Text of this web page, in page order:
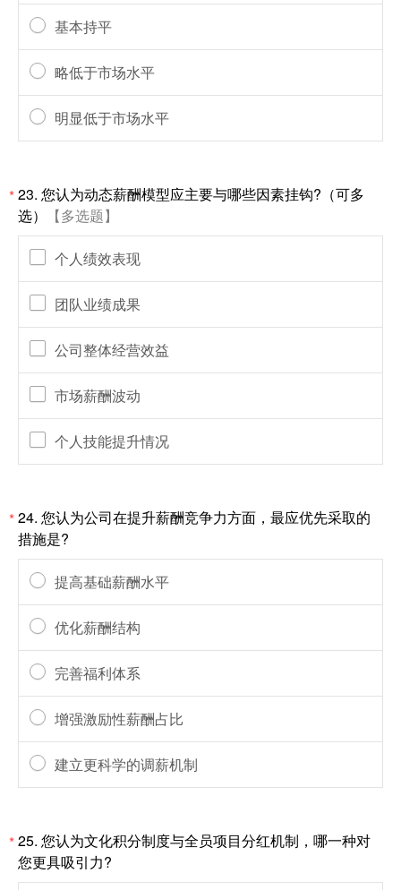
基本持平
略低于市场水平
明显低于市场水平
*23. 您认为动态薪酬模型应主要与哪些因素挂钩?（可多
选）
【多选题】
个人绩效表现
团队业绩成果
公司整体经营效益
市场薪酬波动
个人技能提升情况
*24. 您认为公司在提升薪酬竞争力方面，最应优先采取的
措施是?
提高基础薪酬水平
优化薪酬结构
完善福利体系
增强激励性薪酬占比
建立更科学的调薪机制
*25. 您认为文化积分制度与全员项目分红机制，哪一种对
您更具吸引力?